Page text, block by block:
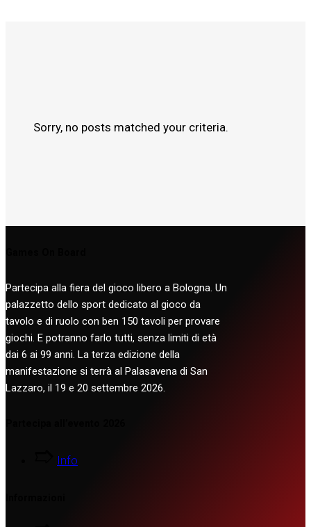
Sorry, no posts matched your criteria.
Partecipa alla fiera del gioco libero a Bologna. Un
palazzetto dello sport dedicato al gioco da
tavolo e di ruolo con ben 150 tavoli per provare
giochi. E potranno farlo tutti, senza limiti di età
dai 6 ai 99 anni. La terza edizione della
manifestazione si terrà al Palasavena di San
Lazzaro, il 19 e 20 settembre 2026.
Info